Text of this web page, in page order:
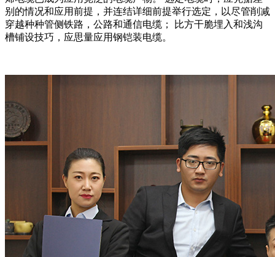
别的情况和应用前提，并连结详细前提举行选定，以尽管削减
穿越种种管侧铁路，公路和通信电缆； 比方干脆埋入和浅沟
槽铺设技巧，应思量应用钢铠装电缆。